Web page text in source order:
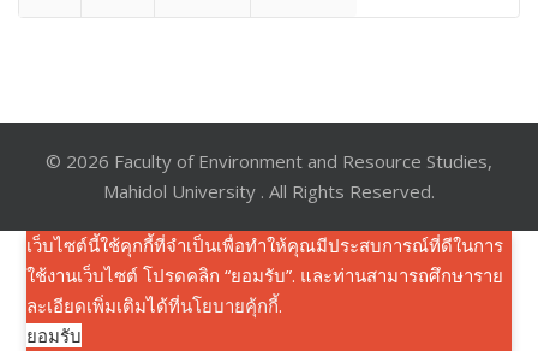
© 2026 Faculty of Environment and Resource Studies,
Mahidol University . All Rights Reserved.
เว็บไซต์นี้ใช้คุกกี้ที่จำเป็นเพื่อทำให้คุณมีประสบการณ์ที่ดีในการ
ใช้งานเว็บไซต์ โปรดคลิก “ยอมรับ”. และท่านสามารถศึกษาราย
ละเอียดเพิ่มเติมได้ที่นโยบายคุ้กกี้.
ยอมรับ